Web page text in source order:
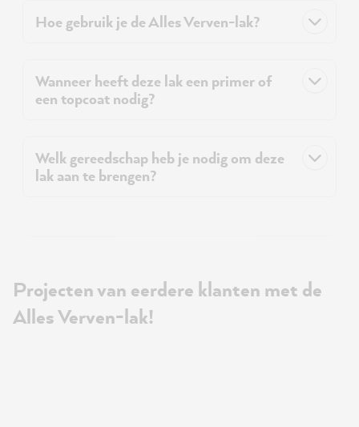
Hoe gebruik je de Alles Verven-lak?
Wanneer heeft deze lak een primer of
een topcoat nodig?
Welk gereedschap heb je nodig om deze
lak aan te brengen?
Projecten van eerdere klanten met de
Alles Verven-lak!